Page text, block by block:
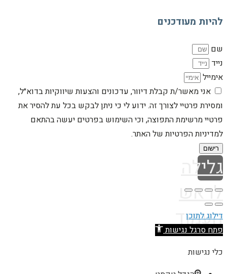
להיות מעודכנים
שם
נייד
אימייל
אני מאשר/ת קבלת דיוור, עדכונים והצעות שיווקיות בדוא״ל,
ומסירת פרטיי לצורך זה. ידוע לי כי ניתן לבקש בכל עת להסיר את
פרטיי מרשימת התפוצה, וכי השימוש בפרטים יעשה בהתאם
למדיניות הפרטיות של האתר.
רישום
גלילה
לראש
העמוד
דילוג לתוכן
פתח סרגל נגישות
כלי נגישות